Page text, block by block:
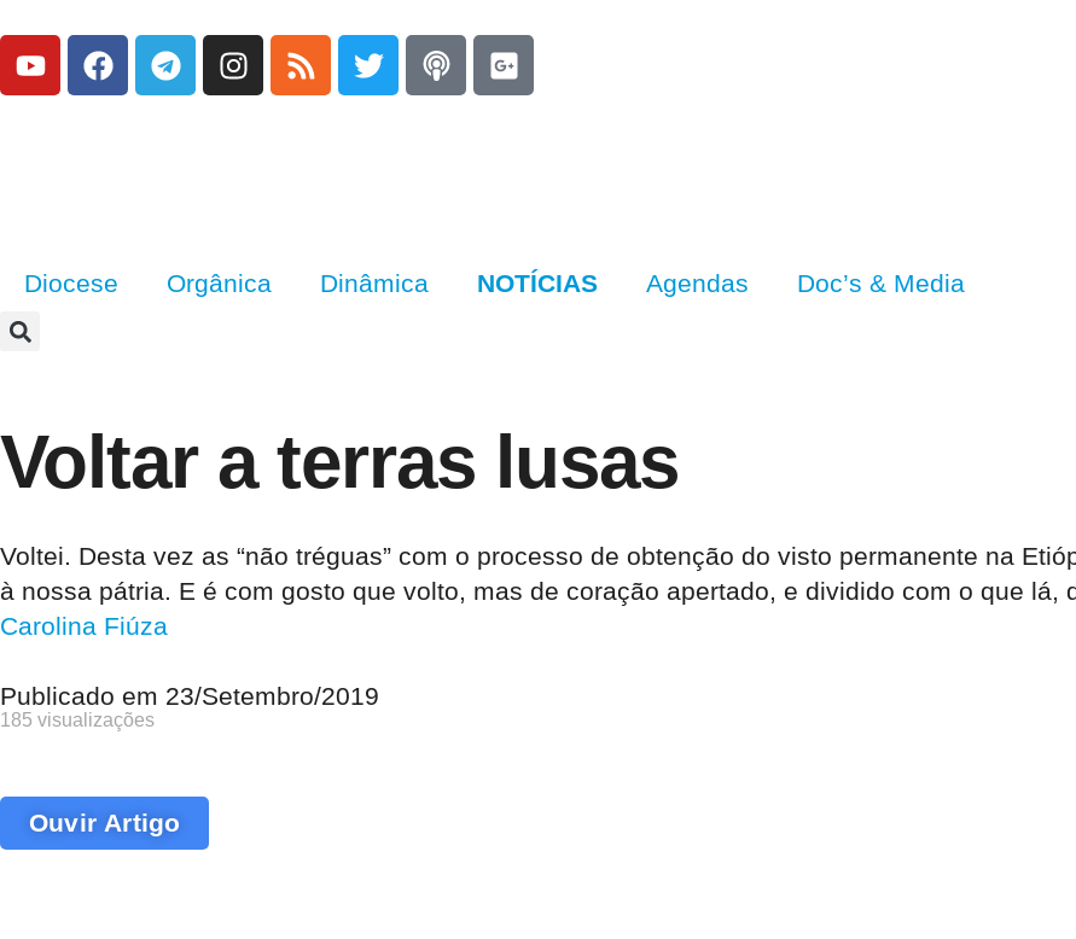
Diocese Orgânica Dinâmica NOTÍCIAS Agendas Doc’s & Media
Voltar a terras lusas
Voltei. Desta vez as “não tréguas” com o processo de obtenção do visto permanente na
à nossa pátria. E é com gosto que volto, mas de coração apertado, e dividido com o que lá,
Carolina Fiúza
Publicado em 23/Setembro/2019
185 visualizações
Ouvir Artigo